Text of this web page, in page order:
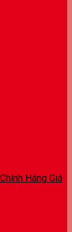
Hãng Giá